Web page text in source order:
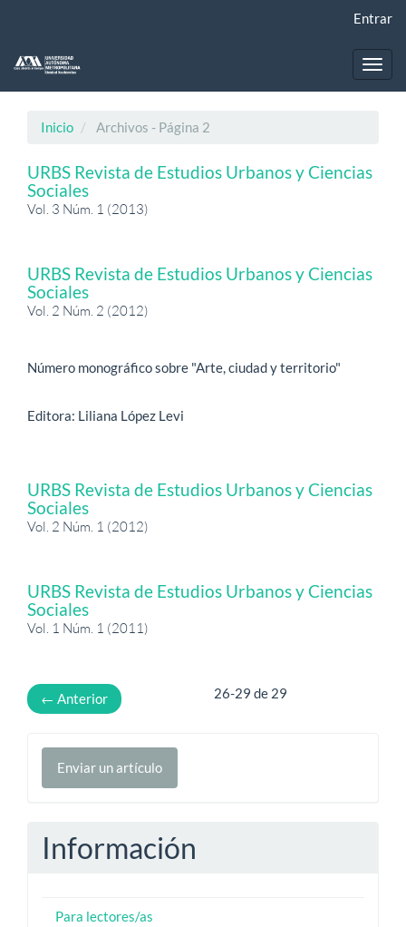
principal
Entrar
Inicio Archivos - Página 2
URBS Revista de Estudios Urbanos y Ciencias
Sociales
Vol. 3 Núm. 1 (2013)
URBS Revista de Estudios Urbanos y Ciencias
Sociales
Vol. 2 Núm. 2 (2012)
Número monográfico sobre "Arte, ciudad y territorio"
Editora: Liliana López Levi
URBS Revista de Estudios Urbanos y Ciencias
Sociales
Vol. 2 Núm. 1 (2012)
URBS Revista de Estudios Urbanos y Ciencias
Sociales
Vol. 1 Núm. 1 (2011)
← Anterior 26-29 de 29
Enviar
unEnviar un artículo
Información
Para lectores/as